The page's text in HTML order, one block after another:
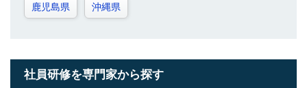
鹿児島県 沖縄県
社員研修を専門家から探す